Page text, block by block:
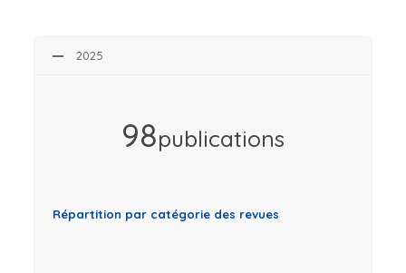
2025
98publications
Répartition par catégorie des revues